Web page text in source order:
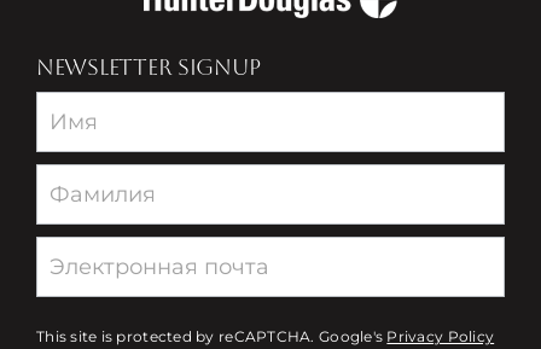
NEWSLETTER SIGNUP
Newsletter
This site is protected by reCAPTCHA. Google's Privacy Policy